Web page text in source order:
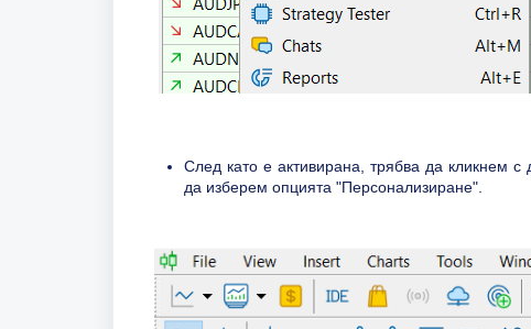
След като е активирана, трябва да кликнем с
да изберем опцията "Персонализиране".